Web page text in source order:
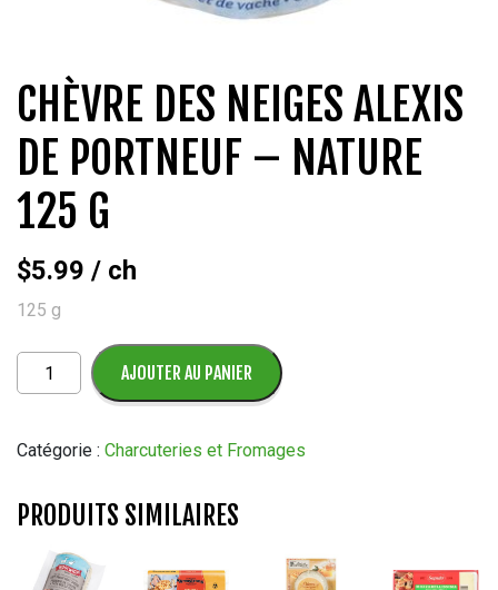
CHÈVRE DES NEIGES ALEXIS
DE PORTNEUF – NATURE
125 G
$5.99 / ch
125 g
quantité
de
des
de
Portneuf
AJOUTER AU PANIER
Catégorie : Charcuteries et Fromages
PRODUITS SIMILAIRES